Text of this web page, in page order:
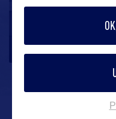
Charleston Town
Charleston Town
Charleston en